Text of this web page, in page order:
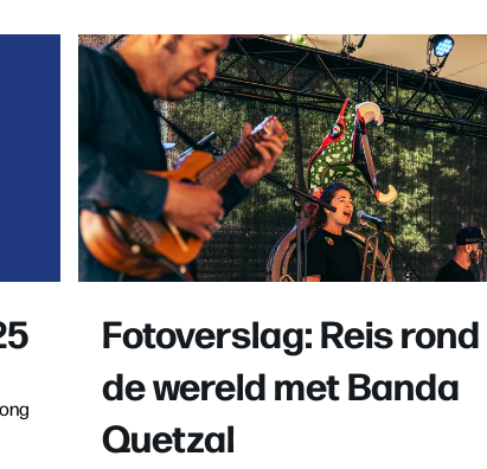
Fotoverslag: Reis rond
de wereld met Banda
Quetzal